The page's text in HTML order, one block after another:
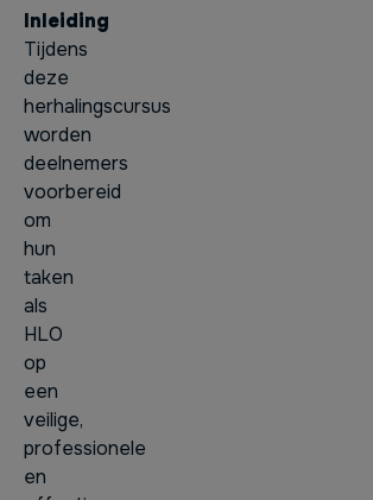
Inleiding
Tijdens
deze
herhalingscursus
worden
deelnemers
voorbereid
om
hun
taken
als
HLO
op
een
veilige,
professionele
en